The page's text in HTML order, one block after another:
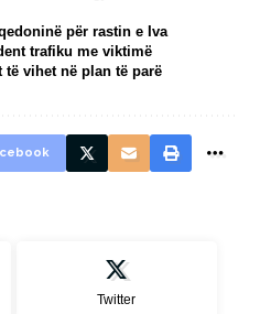
për rastin e Iva
trafiku me viktimë
të vihet në plan të parë
Twitter